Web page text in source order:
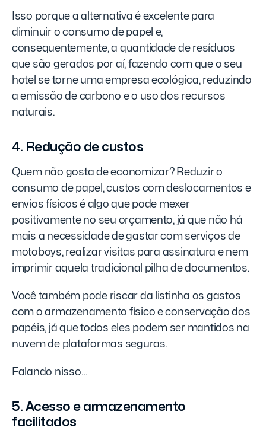
Isso porque a alternativa é excelente para
diminuir o consumo de papel e,
consequentemente, a quantidade de resíduos
que são gerados por aí, fazendo com que o seu
hotel se torne uma empresa ecológica, reduzindo
a emissão de carbono e o uso dos recursos
naturais.
4. Redução de custos
Quem não gosta de economizar? Reduzir o
consumo de papel, custos com deslocamentos e
envios físicos é algo que pode mexer
positivamente no seu orçamento, já que não há
mais a necessidade de gastar com serviços de
motoboys, realizar visitas para assinatura e nem
imprimir aquela tradicional pilha de documentos.
Você também pode riscar da listinha os gastos
com o armazenamento físico e conservação dos
papéis, já que todos eles podem ser mantidos na
nuvem de plataformas seguras.
Falando nisso…
5. Acesso e armazenamento
facilitados